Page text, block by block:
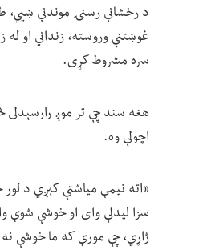
د رخشانې رسنۍ موندنې ښيي،
غوښتنې وروسته، زنداني او
سره مشروط کړی.
اچولې وه.
«اته نیمې میاشتې کېږي د
سزا لیدلې وای او خوشې شوې
ژاړي، چې مورې که ما خوشې